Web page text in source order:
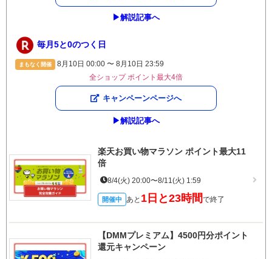
▶︎解説記事へ
毎月5と0のつく日
まもなく開催
8月10日 00:00 〜 8月10日 23:59
全ショップ ポイント最大4倍
キャンペーンページへ
▶︎解説記事へ
楽天お買い物マラソン ポイント最大11
倍
8/4(火) 20:00〜8/11(火) 1:59
開催中 あと 1日と23時間で終了
【DMMプレミアム】4500円分ポイント
還元キャンペーン